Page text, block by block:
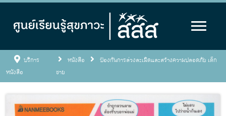
บริการ
หนังสือ
หนังสือ
ป้องกันการล่วงละเมิดและสร้างความปลอดภัย เด็ก
ชาย